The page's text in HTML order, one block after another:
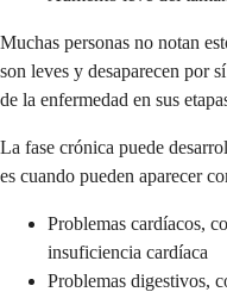
Muchas personas no notan
son leves y desaparecen por
de la enfermedad en sus
La fase crónica puede
es cuando pueden aparecer
Problemas cardíacos,
insuficiencia cardíaca
Problemas digestivos,